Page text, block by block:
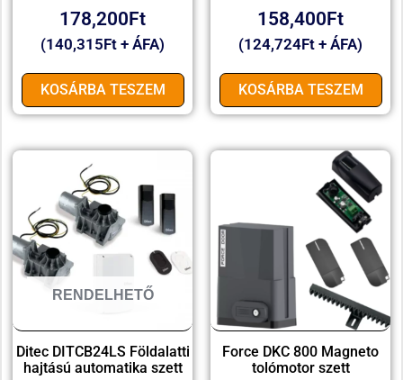
178,200Ft
(140,315Ft + ÁFA)
KOSÁRBA TESZEM
158,400Ft
(124,724Ft + ÁFA)
KOSÁRBA TESZEM
RENDELHETŐ
Ditec DITCB24LS Földalatti
hajtású automatika szett
Force DKC 800 Magneto
tolómotor szett